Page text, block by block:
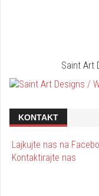
Saint Art
KONTAKT
Lajkujte nas na
Kontaktirajte nas